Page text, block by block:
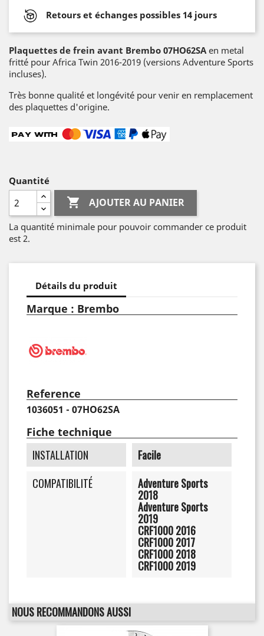
Retours et échanges possibles 14 jours
Plaquettes de frein avant Brembo 07HO62SAen metal
fritté pour Africa Twin 2016-2019 (versions Adventure Sports
incluses).
Très bonne qualité et longévité pour venir en remplacement
des plaquettes d'origine.
Quantité
 AJOUTER AU PANIER
La quantité minimale pour pouvoir commander ce produit
est 2.
Détails du produit
Marque : Brembo
Reference
1036051 - 07HO62SA
Fiche technique
INSTALLATION
Facile
COMPATIBILITÉ
Adventure Sports
2018
Adventure Sports
2019
CRF1000 2016
CRF1000 2017
CRF1000 2018
CRF1000 2019
NOUS RECOMMANDONS AUSSI